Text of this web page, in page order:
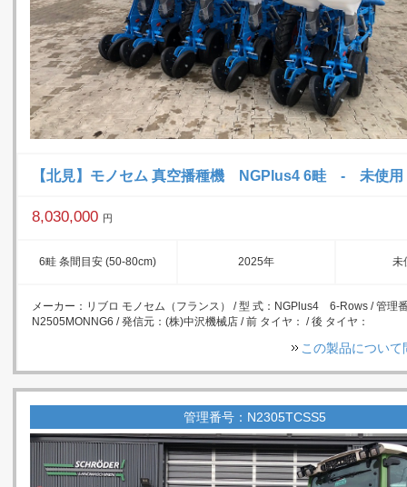
【北見】モノセム 真空播種機 NGPlus4 6畦 - 未使用
8,030,000 円
6畦 条間目安 (50-80cm) 2025年 未
メーカー：リブロ モノセム（フランス） / 型 式：NGPlus4 6-Rows / 管理
N2505MONNG6 / 発信元：(株)中沢機械店 / 前 タイヤ： / 後 タイヤ：
この製品につい
管理番号：N2305TCSS5